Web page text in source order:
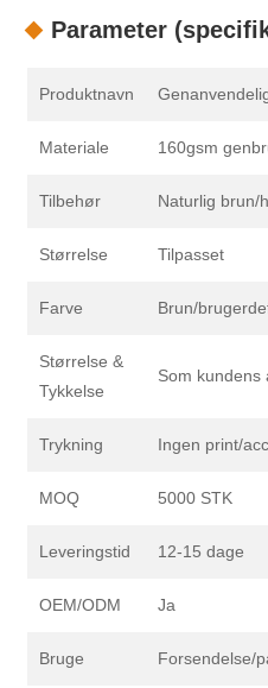
Parameter
Produktnavn
Materiale 160gsm
Tilbehør Naturlig brun/
Størrelse Tilpasset
Farve Brun/
Størrelse &
Tykkelse
Som kundens
Trykning Ingen print/
MOQ 5000 STK
Leveringstid 12-15 dage
OEM/ODM Ja
Bruge Forsendelse/